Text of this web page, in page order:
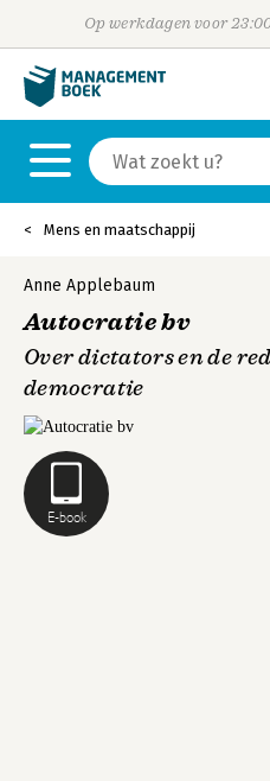
Op werkdagen voor
Mens en maatschappij
E-book
Anne Applebaum
Autocratie bv
Over dictators en de
democratie